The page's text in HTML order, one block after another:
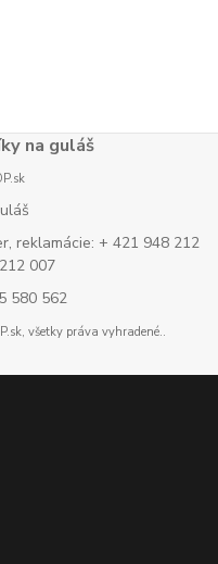
na guláš
reklamácie: + 421 948 212
007
580 562
všetky práva vyhradené..